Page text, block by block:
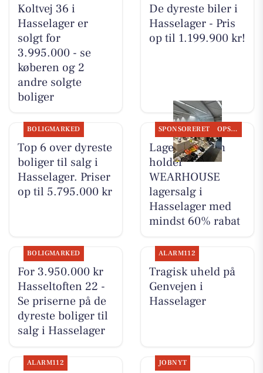
Koltvej 36 i
Hasselager er
solgt for
3.995.000 - se
køberen og 2
andre solgte
boliger
De dyreste biler i
Hasselager - Pris
op til 1.199.900 kr!
BOLIGMARKED
Top 6 over dyreste
boliger til salg i
Hasselager. Priser
op til 5.795.000 kr
SPONSORERET OPSLAGSTAVLEN
Lagersalg.com
holder
WEARHOUSE
lagersalg i
Hasselager med
mindst 60% rabat
BOLIGMARKED
For 3.950.000 kr
Hasseltoften 22 -
Se priserne på de
dyreste boliger til
salg i Hasselager
ALARM112
Tragisk uheld på
Genvejen i
Hasselager
ALARM112 JOBNYT